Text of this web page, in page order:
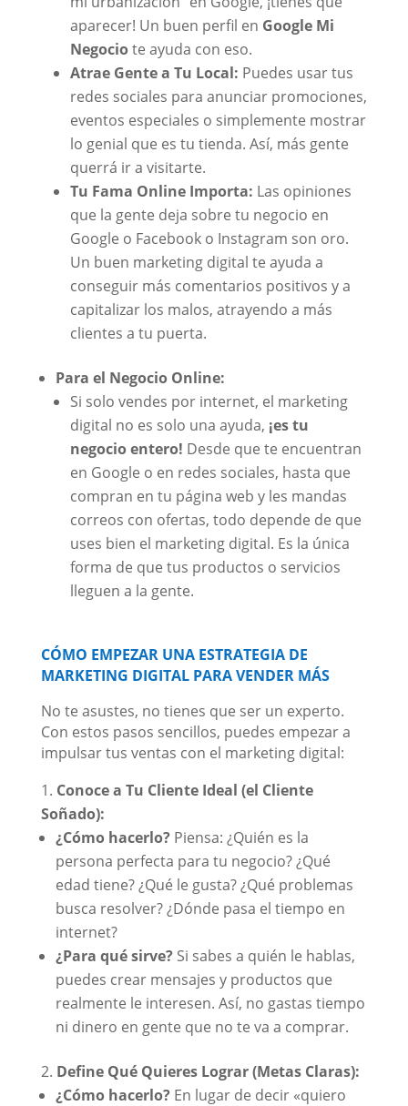
aparecer! Un buen perfil en Google Mi
Negociote ayuda con eso.
Atrae Gente a Tu Local: Puedes usar tus
redes sociales para anunciar promociones,
eventos especiales o simplemente mostrar
lo genial que es tu tienda. Así, más gente
querrá ir a visitarte.
Tu Fama Online Importa: Las opiniones
que la gente deja sobre tu negocio en
Google o Facebook o Instagram son oro.
Un buen marketing digital te ayuda a
conseguir más comentarios positivos y a
capitalizar los malos, atrayendo a más
clientes a tu puerta.
Para el Negocio Online:
Si solo vendes por internet, el marketing
digital no es solo una ayuda, ¡es tu
negocio entero! Desde que te encuentran
en Google o en redes sociales, hasta que
compran en tu página web y les mandas
correos con ofertas, todo depende de que
uses bien el marketing digital. Es la única
forma de que tus productos o servicios
lleguen a la gente.
CÓMO EMPEZAR UNA ESTRATEGIA DE
MARKETING DIGITAL PARA VENDER MÁS
No te asustes, no tienes que ser un experto.
Con estos pasos sencillos, puedes empezar a
impulsar tus ventas con el marketing digital:
Conoce a Tu Cliente Ideal (el Cliente
Soñado):
¿Cómo hacerlo?Piensa: ¿Quién es la
persona perfecta para tu negocio? ¿Qué
edad tiene? ¿Qué le gusta? ¿Qué problemas
busca resolver? ¿Dónde pasa el tiempo en
internet?
¿Para qué sirve?Si sabes a quién le hablas,
puedes crear mensajes y productos que
realmente le interesen. Así, no gastas tiempo
ni dinero en gente que no te va a comprar.
Define Qué Quieres Lograr (Metas Claras):
¿Cómo hacerlo?En lugar de decir «quiero